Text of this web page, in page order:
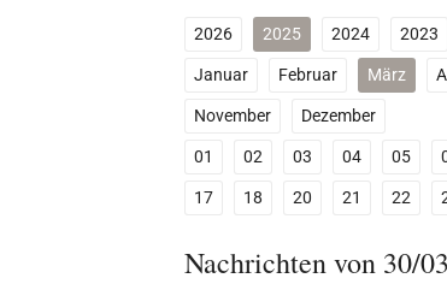
2026 2025 2024 2023
Januar
Februar März
November
Dezember
01
02 03 04 05
17
18 20 21 22
Nachrichten von 30/